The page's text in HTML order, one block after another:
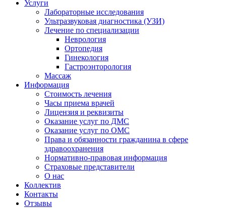
Услуги
Лабораторные исследования
Ультразвуковая диагностика (УЗИ)
Лечение по специализации
Неврология
Ортопедия
Гинекология
Гастроэнторология
Массаж
Информация
Стоимость лечения
Часы приема врачей
Лицензия и реквизиты
Оказание услуг по ДМС
Оказание услуг по ОМС
Права и обязанности гражданина в сфере
здравоохранения
Нормативно-правовая информация
Страховые представители
О нас
Коллектив
Контакты
Отзывы